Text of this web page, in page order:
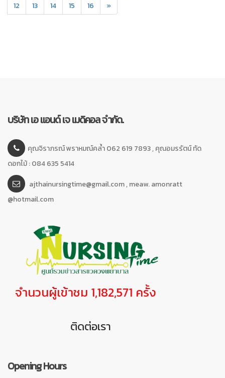
12
13 14 15 16 »
บริษัท เอ แอนด์ เจ เมดิคอล จำกัด.
คุณจิราภรณ์ พราหมณ์คล้ำ 062 619 7893 , คุณอมรรัตน์ ทัด
ดอกไม้ : 084 635 5414
ajthainursingtime@gmail.com , meaw. amonratt
@hotmail.com
จำนวนผู้เข้าชม 1,182,571 ครั้ง
ติดต่อเรา
Opening Hours